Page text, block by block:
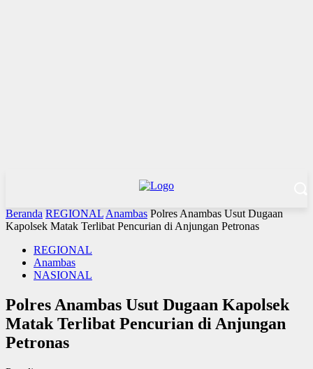
Beranda REGIONAL Anambas Polres Anambas Usut Dugaan
Kapolsek Matak Terlibat Pencurian di Anjungan Petronas
REGIONAL
Anambas
NASIONAL
Polres Anambas Usut Dugaan Kapolsek
Matak Terlibat Pencurian di Anjungan
Petronas